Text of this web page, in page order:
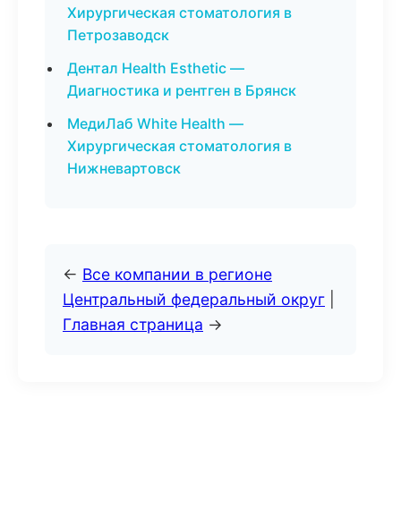
Хирургическая стоматология в
Петрозаводск
Дентал Health Esthetic —
Диагностика и рентген в Брянск
МедиЛаб White Health —
Хирургическая стоматология в
Нижневартовск
← Все компании в регионе
Центральный федеральный округ
Главная страница →